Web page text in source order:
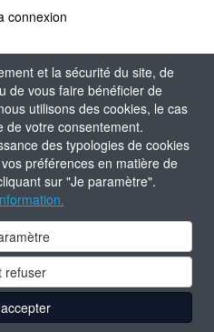
et la sécurité du site, de
de vous faire bénéficier de
utilisons des cookies, le cas
de votre consentement.
des typologies de cookies
préférences en matière de
sur "Je paramètre".
refuser
connexion